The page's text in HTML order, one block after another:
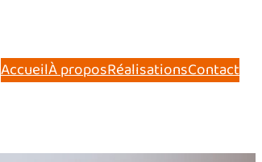
AccueilÀ proposRéalisationsContact